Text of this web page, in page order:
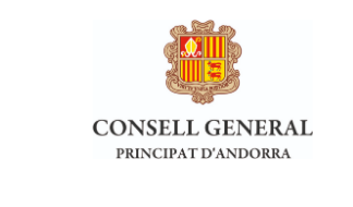
Ves al contingut.
Salta a la navegació